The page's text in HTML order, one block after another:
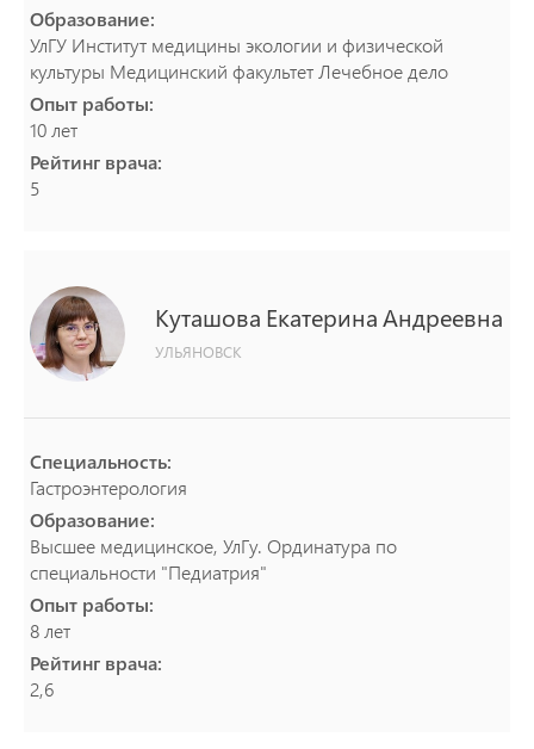
Образование:
УлГУ Институт медицины экологии и физической
культуры Медицинский факультет Лечебное дело
Опыт работы:
10 лет
Рейтинг врача:
5
Куташова ЕкатеринаАндреевна
УЛЬЯНОВСК
Специальность:
Гастроэнтерология
Образование:
Высшее медицинское, УлГу. Ординатура по
специальности "Педиатрия"
Опыт работы:
8 лет
Рейтинг врача:
2,6